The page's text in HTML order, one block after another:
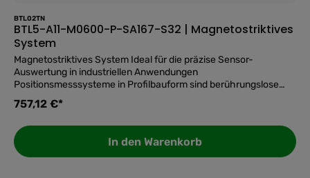
BTL02TN
BTL5-A11-M0600-P-SA167-S32 | Magnetostriktives
System
Magnetostriktives System Ideal für die präzise Sensor-
Auswertung in industriellen Anwendungen
Positionsmesssysteme in Profilbauform sind berührungslose
und absolut messende Systeme zur präzisen Erfassung einer
oder mehrerer Positionen. Sie überzeugen in rauen
oder Portalrobotern, da sie aus einem hermetisch dichten IP67-
Aluminiumgehäuse bestehen. Die Magnete des Positionsgebers
wirken durch die Wand des Profils auf das Messelement. Form=
757,12 €*
In den Warenkorb